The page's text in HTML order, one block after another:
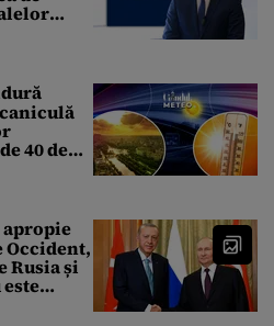
40 de
apropie
Occident,
Rusia și